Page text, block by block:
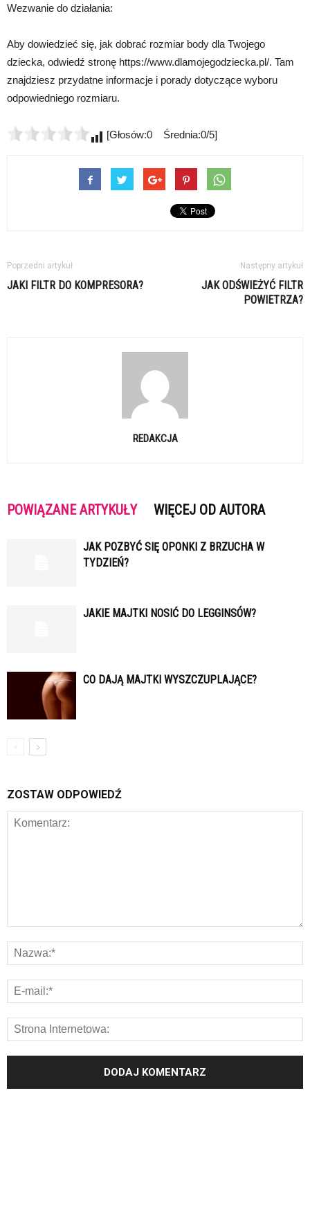
Wezwanie do działania:
Aby dowiedzieć się, jak dobrać rozmiar body dla Twojego
dziecka, odwiedź stronę https://www.dlamojegodziecka.pl/. Tam
znajdziesz przydatne informacje i porady dotyczące wyboru
odpowiedniego rozmiaru.
[Głosów:0 Średnia:0/5]
Poprzedni artykuł
JAKI FILTR DO KOMPRESORA?
Następny artykuł
JAK ODŚWIEŻYĆ FILTR
POWIETRZA?
REDAKCJA
POWIĄZANE ARTYKUŁY WIĘCEJ OD AUTORA
JAK POZBYĆ SIĘ OPONKI Z BRZUCHA W
TYDZIEŃ?
JAKIE MAJTKI NOSIĆ DO LEGGINSÓW?
CO DAJĄ MAJTKI WYSZCZUPLAJĄCE?
ZOSTAW ODPOWIEDŹ